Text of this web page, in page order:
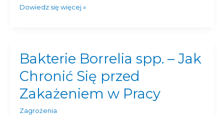
Dowiedz się więcej »
Bakterie Borrelia spp. – Jak
Chronić Się przed
Zakażeniem w Pracy
Zagrożenia
Bakterie
Borrelia
spp.
–
Jak
Chronić